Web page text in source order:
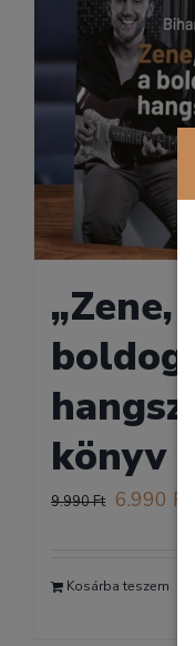
„Zene,
könyv
9.990Ft Original
9.990 Ft.
6.990 Ft
Kosárba teszem